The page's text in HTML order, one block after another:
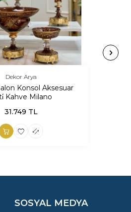
Dekor Arya
Konsol Aksesuar
Kahve Milano
31.749 TL
SOSYAL MEDYA